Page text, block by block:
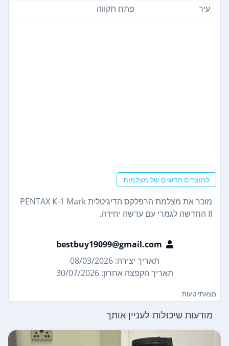
עיר
פתח תקווה
למוצרים חדשים של מצלמות
מוכר את מצלמת הרפלקס הדיגיטלית PENTAX K-1 Mark
II החדשה לגמרי עם עדשה יחידה.
bestbuy19099@gmail.com
תאריך יצירה: 08/03/2026
תאריך הקפצה אחרון: 30/07/2026
מצאתי טעות
מודעות שיכולות לעניין אותך